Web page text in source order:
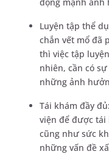
Luyện tập thể
chắn vết mổ đã
thì việc tập
nhiên, cần có
những ảnh
Tái khám đầy
viện để được
cũng như sức
những vấn đề